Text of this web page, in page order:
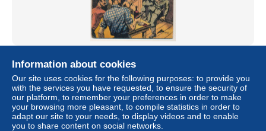
A. Forny - Editions Rouff, Paris, 1946
± $6.22
Status Professional
Information about cookies
Our site uses cookies for the following purposes: to provide you
with the services you have requested, to ensure the security of
our platform, to remember your preferences in order to make
your browsing more pleasant, to compile statistics in order to
adapt our site to your needs, to display videos and to enable
you to share content on social networks.